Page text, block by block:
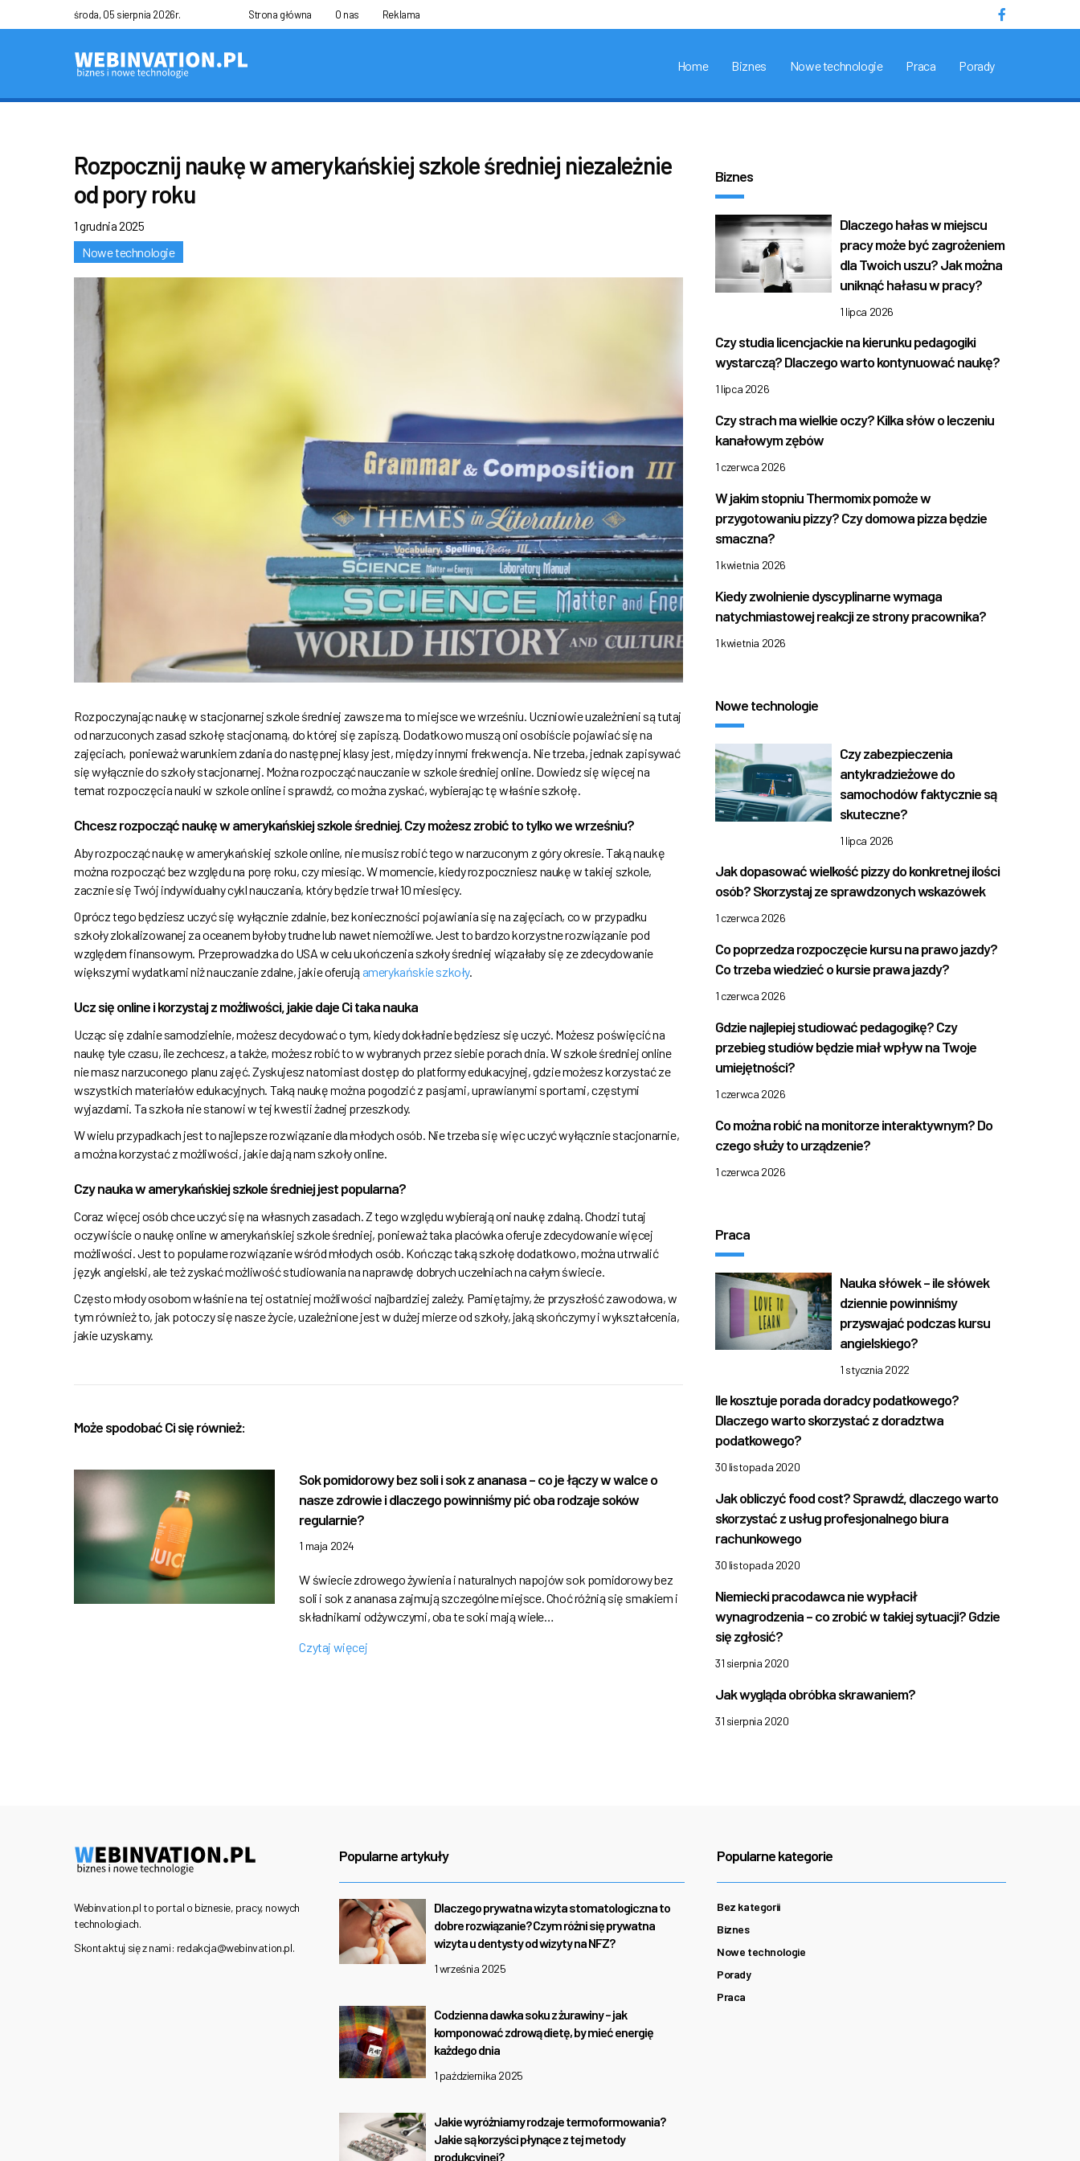
środa, 05 sierpnia 2026r. Strona główna O nas Reklama
Home Biznes Nowe technologie Praca Porady
Rozpocznij naukę w amerykańskiej szkole średniej niezależnie
od pory roku
1 grudnia 2025
Nowe technologie
Rozpoczynając naukę w stacjonarnej szkole średniej zawsze ma to miejsce we wrześniu. Uczniowie uzależnieni są tutaj
od narzuconych zasad szkołę stacjonarną, do której się zapiszą. Dodatkowo muszą oni osobiście pojawiać się na
zajęciach, ponieważ warunkiem zdania do następnej klasy jest, między innymi frekwencja. Nie trzeba, jednak zapisywać
się wyłącznie do szkoły stacjonarnej. Można rozpocząć nauczanie w szkole średniej online. Dowiedz się więcej na
temat rozpoczęcia nauki w szkole online i sprawdź, co można zyskać, wybierając tę właśnie szkołę.
Chcesz rozpocząć naukę w amerykańskiej szkole średniej. Czy możesz zrobić to tylko we wrześniu?
Aby rozpocząć naukę w amerykańskiej szkole online, nie musisz robić tego w narzuconym z góry okresie. Taką naukę
można rozpocząć bez względu na porę roku, czy miesiąc. W momencie, kiedy rozpoczniesz naukę w takiej szkole,
zacznie się Twój indywidualny cykl nauczania, który będzie trwał 10 miesięcy.
Oprócz tego będziesz uczyć się wyłącznie zdalnie, bez konieczności pojawiania się na zajęciach, co w przypadku
szkoły zlokalizowanej za oceanem byłoby trudne lub nawet niemożliwe. Jest to bardzo korzystne rozwiązanie pod
względem finansowym. Przeprowadzka do USA w celu ukończenia szkoły średniej wiązałaby się ze zdecydowanie
większymi wydatkami niż nauczanie zdalne, jakie oferują amerykańskie szkoły.
Ucz się online i korzystaj z możliwości, jakie daje Ci taka nauka
Ucząc się zdalnie samodzielnie, możesz decydować o tym, kiedy dokładnie będziesz się uczyć. Możesz poświęcić na
naukę tyle czasu, ile zechcesz, a także, możesz robić to w wybranych przez siebie porach dnia. W szkole średniej online
nie masz narzuconego planu zajęć. Zyskujesz natomiast dostęp do platformy edukacyjnej, gdzie możesz korzystać ze
wszystkich materiałów edukacyjnych. Taką naukę można pogodzić z pasjami, uprawianymi sportami, częstymi
wyjazdami. Ta szkoła nie stanowi w tej kwestii żadnej przeszkody.
W wielu przypadkach jest to najlepsze rozwiązanie dla młodych osób. Nie trzeba się więc uczyć wyłącznie stacjonarnie,
a można korzystać z możliwości, jakie dają nam szkoły online.
Czy nauka w amerykańskiej szkole średniej jest popularna?
Coraz więcej osób chce uczyć się na własnych zasadach. Z tego względu wybierają oni naukę zdalną. Chodzi tutaj
oczywiście o naukę online w amerykańskiej szkole średniej, ponieważ taka placówka oferuje zdecydowanie więcej
możliwości. Jest to popularne rozwiązanie wśród młodych osób. Kończąc taką szkołę dodatkowo, można utrwalić
język angielski, ale też zyskać możliwość studiowania na naprawdę dobrych uczelniach na całym świecie.
Często młody osobom właśnie na tej ostatniej możliwości najbardziej zależy. Pamiętajmy, że przyszłość zawodowa, w
tym również to, jak potoczy się nasze życie, uzależnione jest w dużej mierze od szkoły, jaką skończymy i wykształcenia,
jakie uzyskamy.
Może spodobać Ci się również:
Sok pomidorowy bez soli i sok z ananasa – co je łączy w walce o
nasze zdrowie i dlaczego powinniśmy pić oba rodzaje soków
regularnie?
1 maja 2024
W świecie zdrowego żywienia i naturalnych napojów sok pomidorowy bez
soli i sok z ananasa zajmują szczególne miejsce. Choć różnią się smakiem i
składnikami odżywczymi, oba te soki mają wiele…
Czytaj więcej
Biznes
Dlaczego hałas w miejscu
pracy może być zagrożeniem
dla Twoich uszu? Jak można
uniknąć hałasu w pracy?
1 lipca 2026
Czy studia licencjackie na kierunku pedagogiki
wystarczą? Dlaczego warto kontynuować naukę?
1 lipca 2026
Czy strach ma wielkie oczy? Kilka słów o leczeniu
kanałowym zębów
1 czerwca 2026
W jakim stopniu Thermomix pomoże w
przygotowaniu pizzy? Czy domowa pizza będzie
smaczna?
1 kwietnia 2026
Kiedy zwolnienie dyscyplinarne wymaga
natychmiastowej reakcji ze strony pracownika?
1 kwietnia 2026
Nowe technologie
Czy zabezpieczenia
antykradzieżowe do
samochodów faktycznie są
skuteczne?
1 lipca 2026
Jak dopasować wielkość pizzy do konkretnej ilości
osób? Skorzystaj ze sprawdzonych wskazówek
1 czerwca 2026
Co poprzedza rozpoczęcie kursu na prawo jazdy?
Co trzeba wiedzieć o kursie prawa jazdy?
1 czerwca 2026
Gdzie najlepiej studiować pedagogikę? Czy
przebieg studiów będzie miał wpływ na Twoje
umiejętności?
1 czerwca 2026
Co można robić na monitorze interaktywnym? Do
czego służy to urządzenie?
1 czerwca 2026
Praca
Nauka słówek – ile słówek
dziennie powinniśmy
przyswajać podczas kursu
angielskiego?
1 stycznia 2022
Ile kosztuje porada doradcy podatkowego?
Dlaczego warto skorzystać z doradztwa
podatkowego?
30 listopada 2020
Jak obliczyć food cost? Sprawdź, dlaczego warto
skorzystać z usług profesjonalnego biura
rachunkowego
30 listopada 2020
Niemiecki pracodawca nie wypłacił
wynagrodzenia – co zrobić w takiej sytuacji? Gdzie
się zgłosić?
31 sierpnia 2020
Jak wygląda obróbka skrawaniem?
31 sierpnia 2020
Webinvation.pl to portal o biznesie, pracy, nowych
technologiach.
Skontaktuj się z nami: redakcja@webinvation.pl.
Popularne artykuły
Dlaczego prywatna wizyta stomatologiczna to
dobre rozwiązanie? Czym różni się prywatna
wizyta u dentysty od wizyty na NFZ?
1 września 2025
Codzienna dawka soku z żurawiny – jak
komponować zdrową dietę, by mieć energię
każdego dnia
1 października 2025
Jakie wyróżniamy rodzaje termoformowania?
Jakie są korzyści płynące z tej metody
produkcyjnej?
Popularne kategorie
Bez kategorii
Biznes
Nowe technologie
Porady
Praca